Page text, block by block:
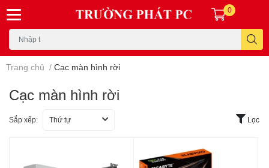
0
Trang chủ / Cạc màn hình rời
Cạc màn hình rời
Sắp xếp: Thứ tự Lọc